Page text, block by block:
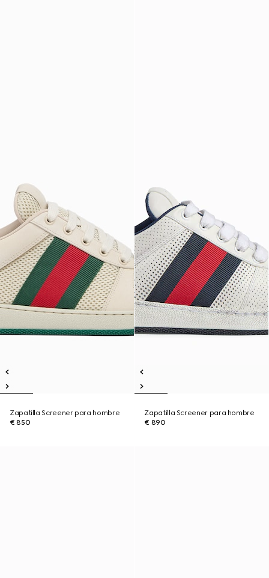
Zapatilla Screener para hombre
€ 850
Zapatilla Screener para hombre
€ 890